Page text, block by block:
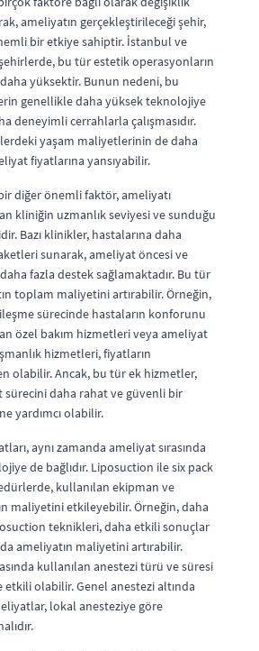
ameliyatın gerçekleştirileceği şehir,
bir etkiye sahiptir. İstanbul ve
bu tür estetik operasyonların
yüksektir. Bunun nedeni, bu
genellikle daha yüksek teknolojiye
deneyimli cerrahlarla çalışmasıdır.
yaşam maliyetlerinin de daha
fiyatlarına yansıyabilir.
diğer önemli faktör, ameliyatı
kliniğin uzmanlık seviyesi ve sunduğu
Bazı klinikler, hastalarına daha
sunarak, ameliyat öncesi ve
fazla destek sağlamaktadır. Bu tür
toplam maliyetini artırabilir. Örneğin,
sürecinde hastaların konforunu
özel bakım hizmetleri veya ameliyat
hizmetleri, fiyatların
olabilir. Ancak, bu tür ek hizmetler,
sürecini daha rahat ve güvenli bir
yardımcı olabilir.
aynı zamanda ameliyat sırasında
de bağlıdır. Liposuction ile six pack
kullanılan ekipman ve
maliyetini etkileyebilir. Örneğin, daha
teknikleri, daha etkili sonuçlar
ameliyatın maliyetini artırabilir.
kullanılan anestezi türü ve süresi
olabilir. Genel anestezi altında
lokal anesteziye göre